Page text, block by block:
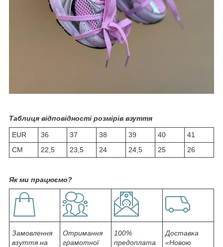
Таблиця відповідності розмірів взуття
EUR 36 37 38 39 40
41
СМ
22,5 23,5 24 24,5 25 26
Як ми працюємо?
Замовлення
взуття на
Отримання
грамотної
100%
предоплата
Доставка
«Новою